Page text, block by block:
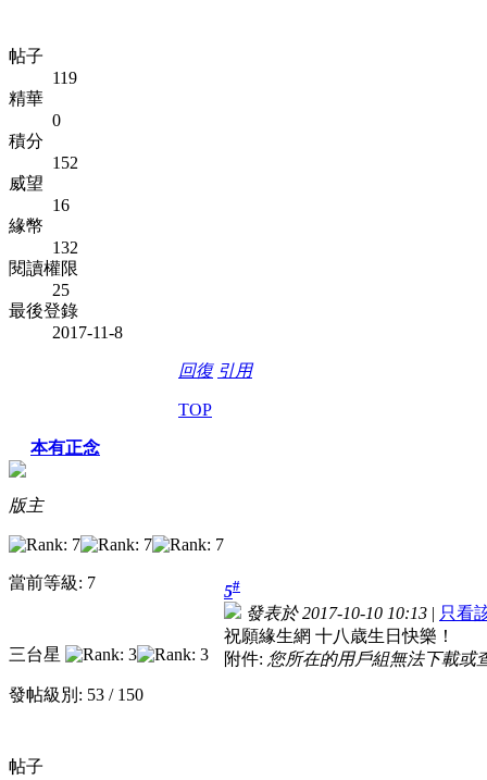
帖子
119
精華
0
積分
152
威望
16
緣幣
132
閱讀權限
25
最後登錄
2017-11-8
回復 引用
TOP
本有正念
版主
當前等級: 7
三台星
發帖級別: 53 / 150
帖子
5#
發表於 2017-10-10 10:13 | 只看
祝願緣生網 十八歳生日快樂！
附件: 您所在的用戶組無法下載或